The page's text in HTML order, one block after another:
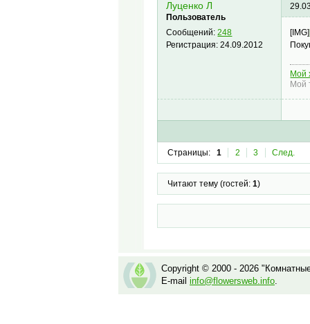
Луценко Л
Пользователь
Сообщений:248
Регистрация:24.09.2012
[IMG]
Мой
Мой
Страницы: 1 2 3 След.
Читают тему (гостей: 1)
Copyright © 2000 - 2026
E-mail info@flowersweb.info.